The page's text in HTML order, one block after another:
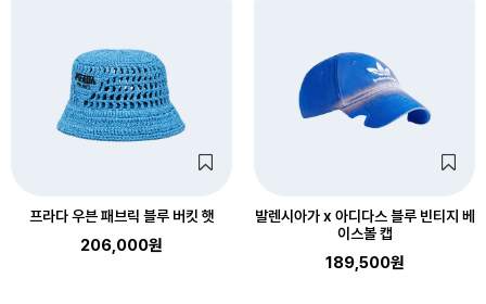
프라다 우븐 패브릭 블루 버킷 햇
206,000원
발렌시아가 x 아디다스 블루 빈티지 베
이스볼 캡
189,500원